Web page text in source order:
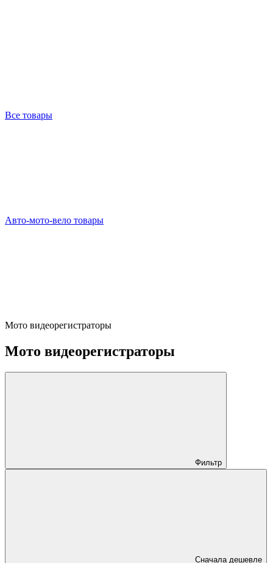
Все товары
Авто-мото-вело товары
Мото видеорегистраторы
Мото видеорегистраторы
Фильтр
Сначала дешевле